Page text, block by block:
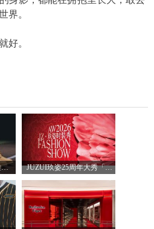
界。
。
Timberland x New Era 推出全新联名系列，以经 JUZUI玖姿25周年大秀「循光新生」 光起二